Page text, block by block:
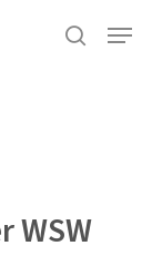
suchen
Menu
WSW